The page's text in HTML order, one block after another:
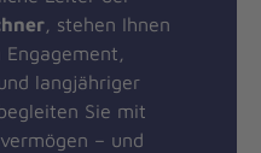
, stehen Ihnen
langjähriger
Sie mit
– und